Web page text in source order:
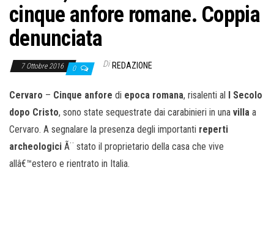
cinque anfore romane. Coppia
denunciata
7 Ottobre 2016 0 Di REDAZIONE
Cervaro – Cinque anfore di epoca romana, risalenti al I Secolo
dopo Cristo, sono state sequestrate dai carabinieri in una villa a
Cervaro. A segnalare la presenza degli importanti reperti
archeologici Ã¨ stato il proprietario della casa che vive
allâ€™estero e rientrato in Italia.